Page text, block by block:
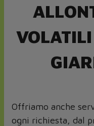
Offriamo anche
ogni richiesta, dal